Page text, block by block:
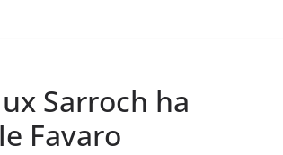
Sarroch ha
Favaro